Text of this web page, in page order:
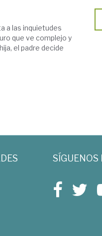
a las inquietudes
que ve complejo y
el padre decide
SÍGUENOS